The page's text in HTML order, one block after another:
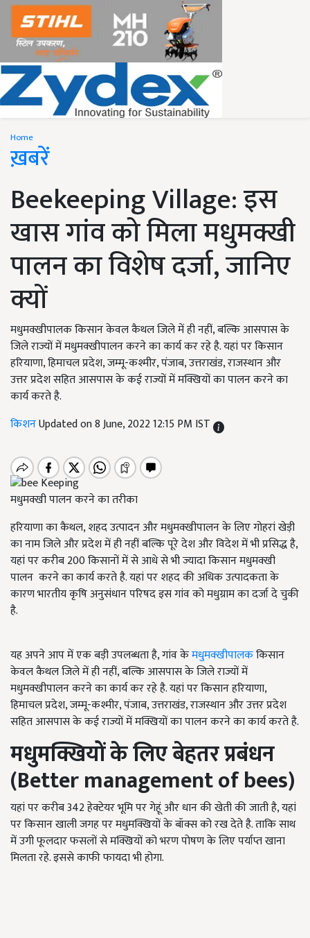
Home
ख़बरें
Beekeeping Village: इस
खास गांव को मिला मधुमक्खी
पालन का विशेष दर्जा, जानिए
क्यों
मधुमक्खीपालक किसान केवल कैथल जिले में ही नहीं, बल्कि आसपास के
जिले राज्यों में मधुमक्खीपालन करने का कार्य कर रहे है. यहां पर किसान
हरियाणा, हिमाचल प्रदेश, जम्मू-कश्मीर, पंजाब, उत्तराखंड, राजस्थान और
उत्तर प्रदेश सहित आसपास के कई राज्यों में मक्खियों का पालन करने का
कार्य करते है.
किशनUpdated on 8 June, 2022 12:15 PM IST
मधुमक्खी पालन करने का तरीका
हरियाणा का कैथल, शहद उत्पादन और मधुमक्खीपालन के लिए गोहरां खेड़ी
का नाम जिले और प्रदेश में ही नहीं बल्कि पूरे देश और विदेश में भी प्रसिद्ध है,
यहां पर करीब 200 किसानों में से आधे से भी ज्यादा किसान मधुमक्खी
पालन करने का कार्य करते है. यहां पर शहद की अधिक उत्पादकता के
कारण भारतीय कृषि अनुसंधान परिषद इस गांव को मधुग्राम का दर्जा दे चुकी
है.
यह अपने आप में एक बड़ी उपलब्धता है, गांव केमधुमक्खीपालककिसान
केवल कैथल जिले में ही नहीं, बल्कि आसपास के जिले राज्यों में
मधुमक्खीपालन करने का कार्य कर रहे है. यहां पर किसान हरियाणा,
हिमाचल प्रदेश, जम्मू-कश्मीर, पंजाब, उत्तराखंड, राजस्थान और उत्तर प्रदेश
सहित आसपास के कई राज्यों में मक्खियों का पालन करने का कार्य करते है.
मधुमक्खियों के लिए बेहतर प्रबंधन
(Better management of bees)
यहां पर करीब 342 हेक्टेयर भूमि पर गेहूं और धान की खेती की जाती है, यहां
पर किसान खाली जगह पर मधुमक्खियों के बॉक्स को रख देते है. ताकि साथ
में उगी फूलदार फसलों से मक्खियों को भरण पोषण के लिए पर्याप्त खाना
मिलता रहे. इससे काफी फायदा भी होगा.